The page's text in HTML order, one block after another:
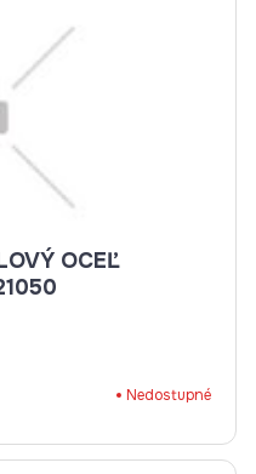
OCEĽ
Nedostupné